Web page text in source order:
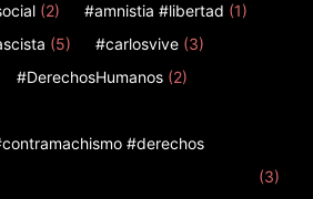
(2) #amnistia #libertad (1)
(5) #carlosvive (3)
#DerechosHumanos (2)
#derechos
(3)